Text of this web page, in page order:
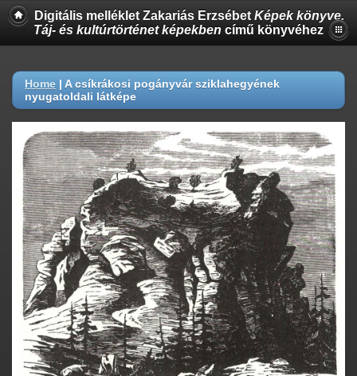
Digitális melléklet Zakariás Erzsébet Képek könyve.
Táj- és kultúrtörténet képekben című könyvéhez
Home | A csíkrákosi pogányvár sziklahegyének
nyugatoldali látképe